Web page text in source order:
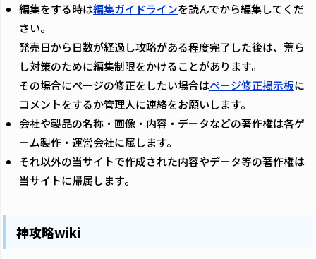
編集をする時は編集ガイドラインを読んでから編集してくだ
さい。
発売日から日数が経過し攻略がある程度完了した後は、荒ら
し対策のために編集制限をかけることがあります。
その場合にページの修正をしたい場合はページ修正掲示板に
コメントをするか管理人に連絡をお願いします。
会社や製品の名称・画像・内容・データなどの著作権は各ゲ
ーム製作・運営会社に属します。
それ以外の当サイトで作成された内容やデータ等の著作権は
当サイトに帰属します。
神攻略wiki